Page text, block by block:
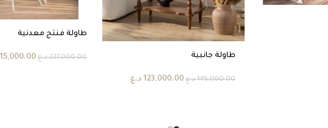
طاولة جانبية
145,000.00 د.ع 123,000.00 د.ع
طاولة فنتج معدنية
227,000.00 د.ع